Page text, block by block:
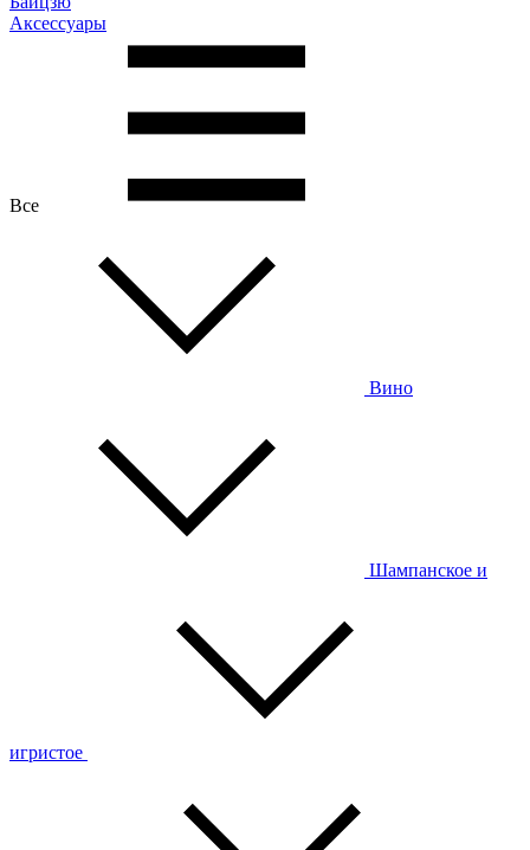
Аксессуары
Все
Вино
Шампанское и
игристое